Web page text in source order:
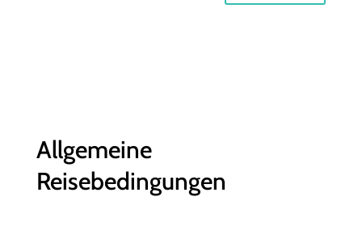
Allgemeine
Reisebedingungen